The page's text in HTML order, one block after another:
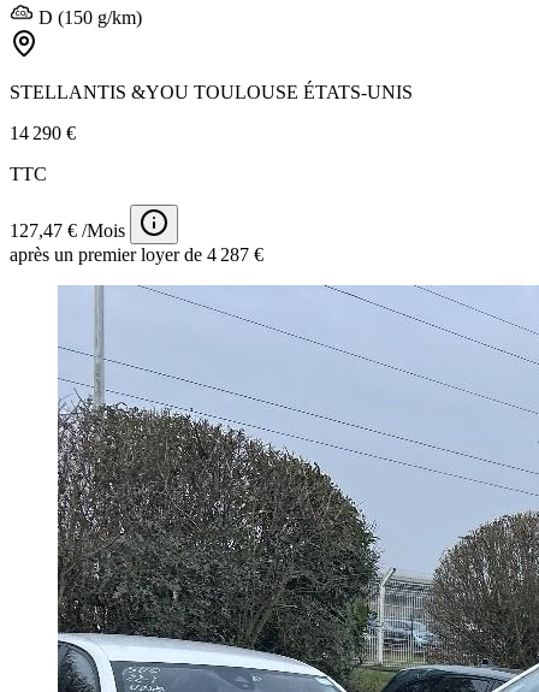
D (150 g/km)
STELLANTIS &YOU TOULOUSE ÉTATS-UNIS
14 290 €
TTC
127,47 € /Mois
après un premier loyer de 4 287 €